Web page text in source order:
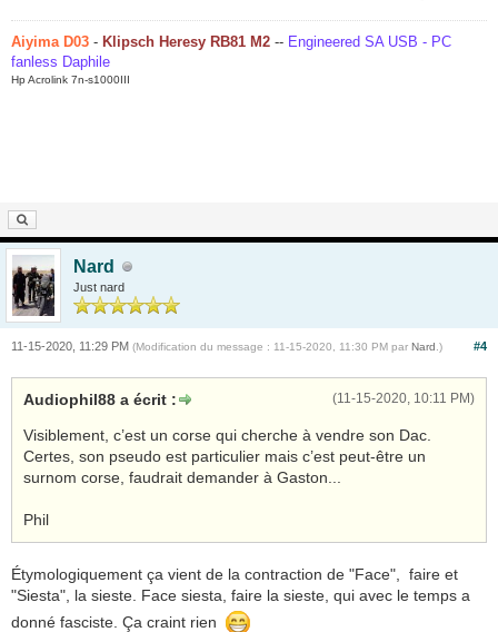
Aiyima D03 - Klipsch Heresy RB81 M2 -- Engineered SA USB - PC
fanless Daphile
Hp Acrolink 7n-s1000III
Nard
Just nard
#4
11-15-2020, 11:29 PM (Modification du message : 11-15-2020, 11:30 PM par Nard .)
(11-15-2020, 10:11 PM)
Audiophil88 a écrit :
Visiblement, c’est un corse qui cherche à vendre son Dac.
Certes, son pseudo est particulier mais c’est peut-être un
surnom corse, faudrait demander à Gaston...
Phil
Étymologiquement ça vient de la contraction de "Face", faire et
"Siesta", la sieste. Face siesta, faire la sieste, qui avec le temps a
donné fasciste. Ça craint rien